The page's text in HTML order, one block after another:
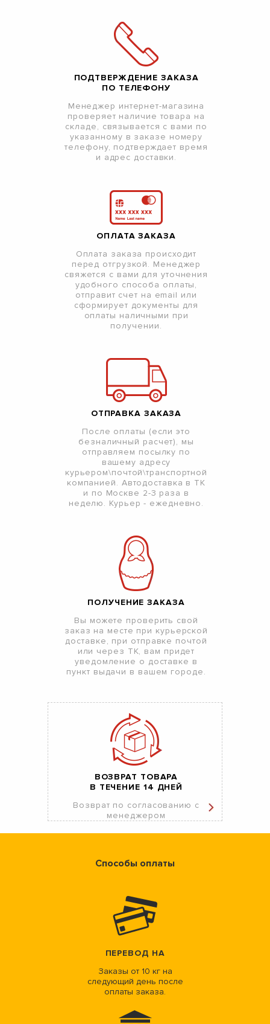
ПОДТВЕРЖДЕНИЕ ЗАКАЗА
ПО ТЕЛЕФОНУ
Менеджер интернет-магазина
проверяет наличие товара на
складе, связывается с вами по
указанному в заказе номеру
телефону, подтверждает время
и адрес доставки.
ОПЛАТА ЗАКАЗА
Оплата заказа происходит
перед отгрузкой. Менеджер
свяжется с вами для уточнения
удобного способа оплаты,
отправит счет на email или
сформирует документы для
оплаты наличными при
получении.
ОТПРАВКА ЗАКАЗА
После оплаты (если это
безналичный расчет), мы
отправляем посылку по
вашему адресу
курьером\почтой\транспортной
компанией. Автодоставка в ТК
и по Москве 2-3 раза в
неделю. Курьер - ежедневно.
ПОЛУЧЕНИЕ ЗАКАЗА
Вы можете проверить свой
заказ на месте при курьерской
доставке, при отправке почтой
или через ТК, вам придет
уведомление о доставке в
пункт выдачи в вашем городе.
ВОЗВРАТ ТОВАРА
В ТЕЧЕНИЕ 14 ДНЕЙ
Возврат по согласованию с
менеджером
Способы оплаты
ПЕРЕВОД НА
Заказы от 10 кг на
следующий день после
оплаты заказа.